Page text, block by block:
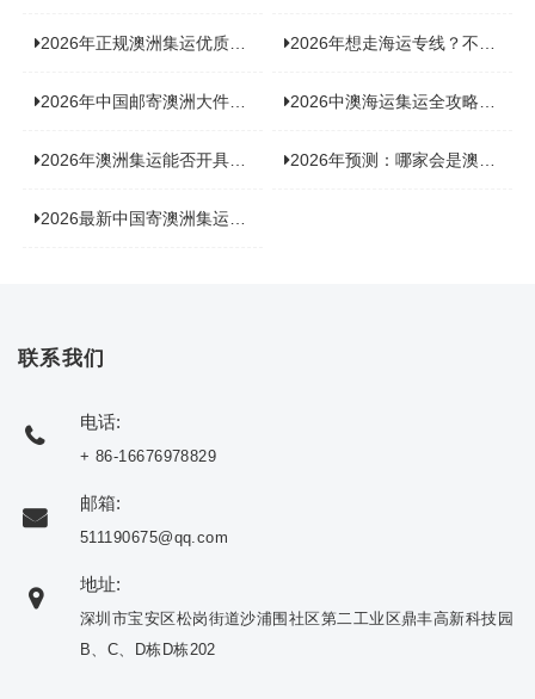
2026年正规澳洲集运优质供应商盘点：价格透明，无套路不踩坑 2026年想走海运专线？不容错过的达尔文集运海运专线推荐！
2026年中国邮寄澳洲大件运输新趋势，究竟藏着哪些惊喜？ 2026中澳海运集运全攻略，拼箱 / 整柜怎么选？价格、时效、避坑指南
2026年澳洲集运能否开具增值税发票？你关心的答案来了！ 2026年预测：哪家会是澳洲集运里差评最多的“众矢之的”？
2026最新中国寄澳洲集运公司排名：哪家寄家具最可靠且性价比高？
联系我们
电话:
+ 86-16676978829
邮箱:
511190675@qq.com
地址:
深圳市宝安区松岗街道沙浦围社区第二工业区鼎丰高新科技园
B、C、D栋D栋202